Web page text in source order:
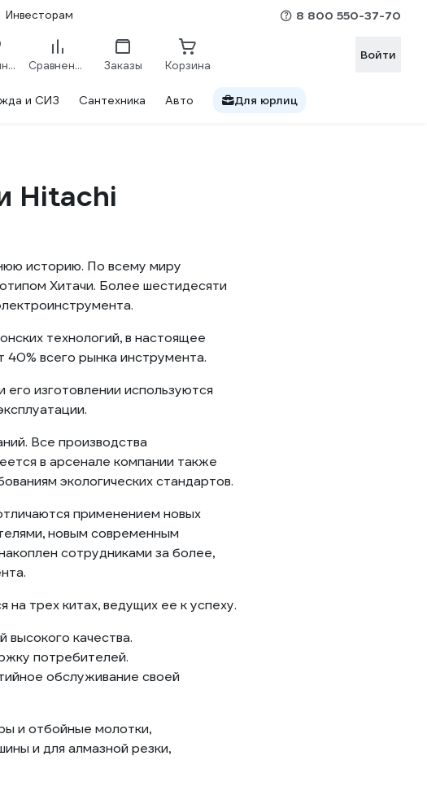
Инвесторам 8 800 550-37-70
Избранное Сравнение Заказы Корзина
Войти
и СИЗ Сантехника Авто Для юрлиц
Hitachi
историю. По всему миру
Хитачи. Более шестидесяти
технологий, в настоящее
всего рынка инструмента.
изготовлении используются
Все производства
в арсенале компании также
экологических стандартов.
применением новых
новым современным
сотрудниками за более,
трех китах, ведущих ее к успеху.
качества.
потребителей.
обслуживание своей
и отбойные молотки,
и для алмазной резки,